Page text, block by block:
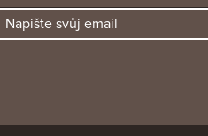
Napište svůj email